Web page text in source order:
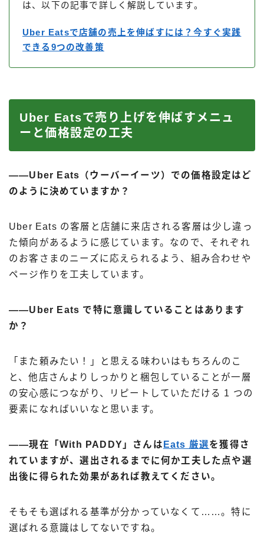
は、以下の記事で詳しく解説しています。
Uber Eatsで店舗の売上を伸ばすには？今すぐ実践
できる9つの改善策
Uber Eatsで売り上げを伸ばすメニュ
ーと価格設定の工夫
――Uber Eats（ウーバーイーツ）での価格設定はど
のように決めていますか？
Uber Eats の客層と店舗に来店される客層は少し違っ
た傾向があるように感じています。なので、それぞれ
のお客さまのニーズに応えられるよう、組み合わせや
ページ作りを工夫しています。
――Uber Eats で特に意識していることはあります
か？
「また頼みたい！」と思える味わいはもちろんのこ
と、他店さんよりしっかりと梱包していることが一層
の安心感につながり、リピートしていただける 1 つの
要素になればいいなと思います。
――現在「With PADDY」さんは Eats 厳選を獲得さ
れていますが、選出されるまでに何か工夫した点や選
出後に得られた効果があれば教えてください。
そもそも選ばれる基準が分かっていなくて……。特に
選ばれる意識はしてないですね。